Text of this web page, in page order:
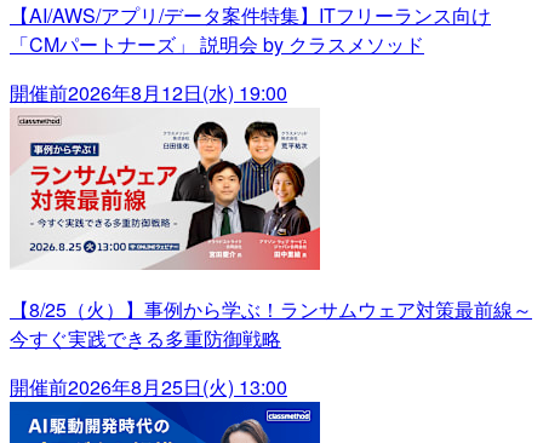
【AI/AWS/アプリ/データ案件特集】ITフリーランス向け
「CMパートナーズ」 説明会 by クラスメソッド
開催前2026年8月12日(水) 19:00
【8/25（火）】事例から学ぶ！ランサムウェア対策最前線～
今すぐ実践できる多重防御戦略
開催前2026年8月25日(火) 13:00